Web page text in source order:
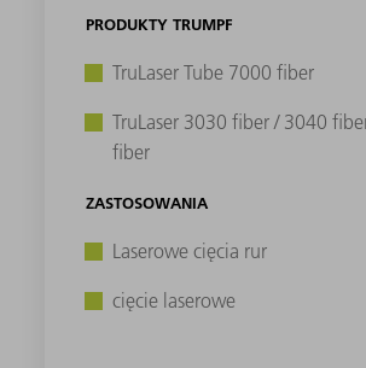
PRODUKTY TRUMPF
TruLaser Tube 7000 fiber
TruLaser 3030 fiber / 3040
fiber
ZASTOSOWANIA
Laserowe cięcia rur
cięcie laserowe